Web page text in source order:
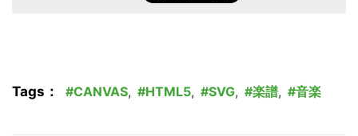
Tags： CANVAS, HTML5, SVG, 楽譜, 音楽